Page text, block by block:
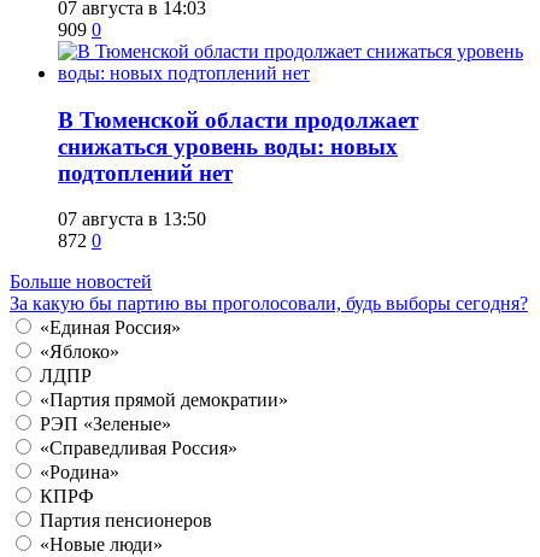
07 августа в 14:03
909 0
​В Тюменской области продолжает
снижаться уровень воды: новых
подтоплений нет
07 августа в 13:50
872 0
Больше новостей
За какую бы партию вы проголосовали, будь выборы сегодня?
«Единая Россия»
«Яблоко»
ЛДПР
«Партия прямой демократии»
РЭП «Зеленые»
«Справедливая Россия»
«Родина»
КПРФ
Партия пенсионеров
«Новые люди»